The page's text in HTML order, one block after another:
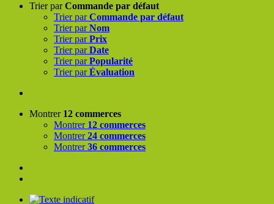
Trier parCommande par défaut
Trier parCommande par défaut
Trier parNom
Trier parPrix
Trier parDate
Trier parPopularité
Trier parÉvaluation
Montrer 12 commerces
Montrer 12 commerces
Montrer24 commerces
Montrer36 commerces